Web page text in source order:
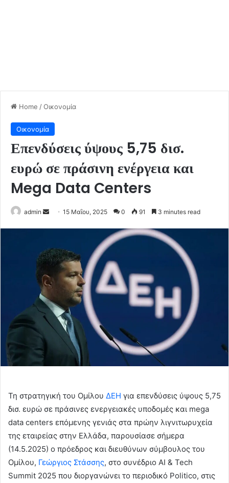
Home /Οικονομία
Οικονομία
Επενδύσεις ύψους 5,75 δισ.
ευρώ σε πράσινη ενέργεια και
Mega Data Centers
admin
Send15 Μαΐου, 2025 0 91 3 minutes read
Τη στρατηγική του Ομίλου ΔΕΗ για επενδύσεις ύψους 5,75
δισ. ευρώ σε πράσινες ενεργειακές υποδομές και mega
data centers επόμενης γενιάς στα πρώην λιγνιτωρυχεία
της εταιρείας στην Ελλάδα, παρουσίασε σήμερα
(14.5.2025) ο πρόεδρος και διευθύνων σύμβουλος του
Ομίλου, Γεώργιος Στάσσης, στο συνέδριο AI & Tech
Summit 2025 που διοργανώνει το περιοδικό Politico, στις